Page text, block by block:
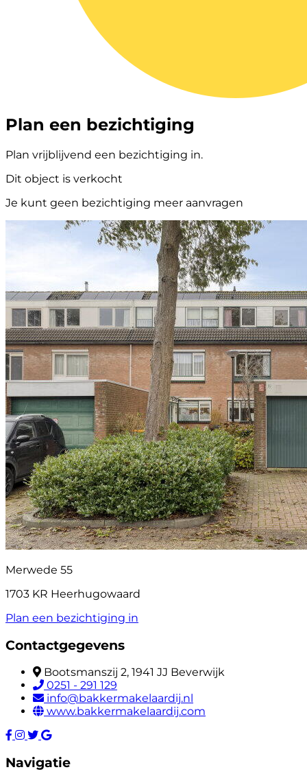
Plan een bezichtiging
Plan vrijblijvend een bezichtiging in.
Dit object is verkocht
Je kunt geen bezichtiging meer aanvragen
Merwede 55
1703 KR Heerhugowaard
Plan een bezichtiging in
Contactgegevens
Bootsmanszij 2, 1941 JJ Beverwijk
0251 - 291 129
info@bakkermakelaardij.nl
www.bakkermakelaardij.com
Navigatie